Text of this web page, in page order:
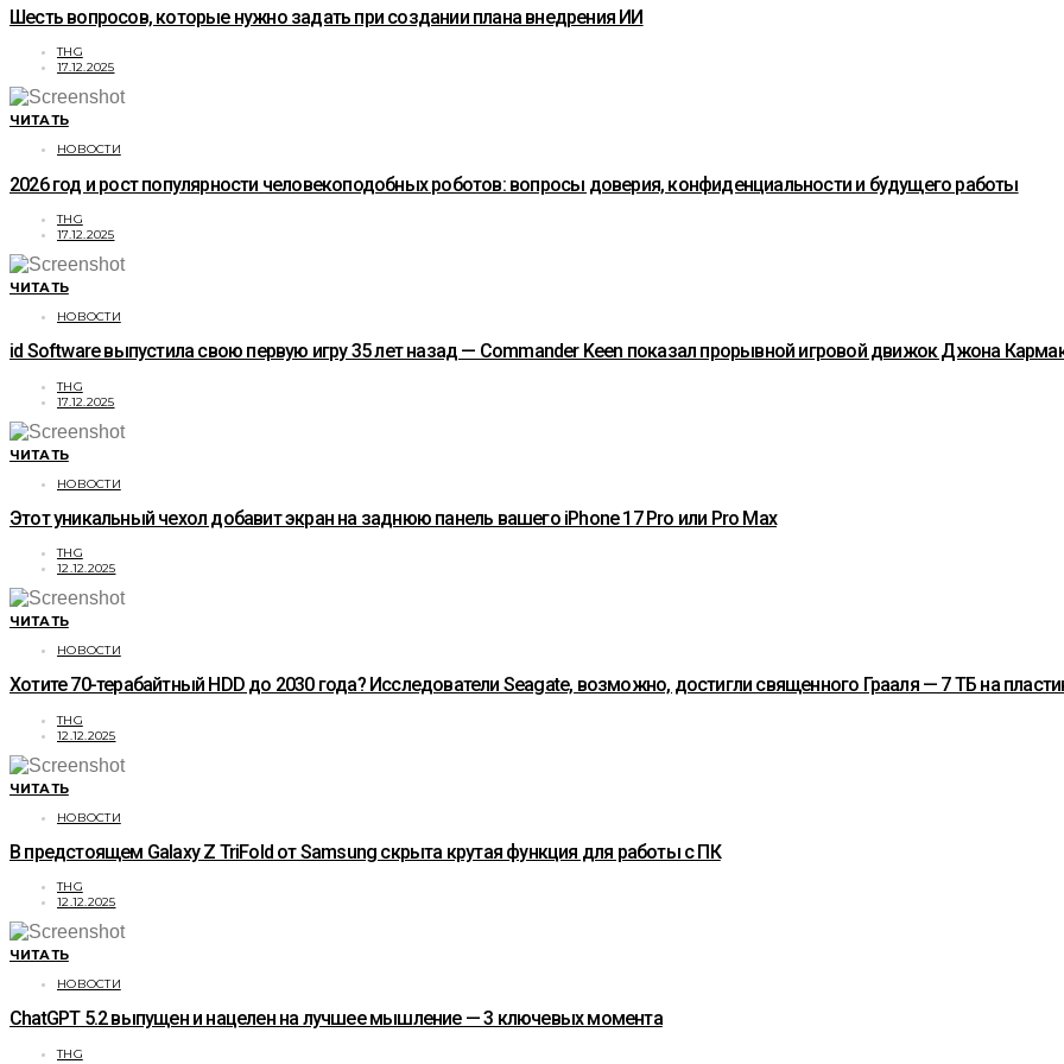
Шесть вопросов, которые нужно задать при создании плана внедрения ИИ
THG
17.12.2025
ЧИТАТЬ
НОВОСТИ
2026 год и рост популярности человекоподобных роботов: вопросы доверия, конфиденциальности и будущего работы
THG
17.12.2025
ЧИТАТЬ
НОВОСТИ
id Software выпустила свою первую игру 35 лет назад — Commander Keen показал прорывной игровой движок Джона
THG
17.12.2025
ЧИТАТЬ
НОВОСТИ
Этот уникальный чехол добавит экран на заднюю панель вашего iPhone 17 Pro или Pro Max
THG
12.12.2025
ЧИТАТЬ
НОВОСТИ
Хотите 70-терабайтный HDD до 2030 года? Исследователи Seagate, возможно, достигли священного Грааля — 7 ТБ на
THG
12.12.2025
ЧИТАТЬ
НОВОСТИ
В предстоящем Galaxy Z TriFold от Samsung скрыта крутая функция для работы с ПК
THG
12.12.2025
ЧИТАТЬ
НОВОСТИ
ChatGPT 5.2 выпущен и нацелен на лучшее мышление — 3 ключевых момента
THG